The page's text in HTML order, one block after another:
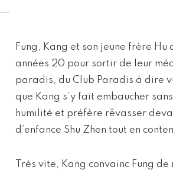
Fung, Kang et son jeune frère
années 20 pour sortir de leur
paradis, du Club Paradis à dire
que Kang s’y fait embaucher
humilité et préfère rêvasser
d’enfance Shu Zhen tout en
Très vite, Kang convainc Fung